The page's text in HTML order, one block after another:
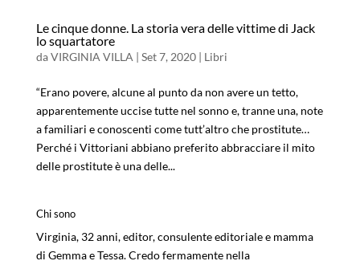
Le cinque donne. La storia vera delle vittime di Jack
lo squartatore
daVIRGINIA VILLA | Set 7, 2020| Libri
“Erano povere, alcune al punto da non avere un tetto,
apparentemente uccise tutte nel sonno e, tranne una, note
a familiari e conoscenti come tutt’altro che prostitute…
Perché i Vittoriani abbiano preferito abbracciare il mito
delle prostitute è una delle...
Chi sono
Virginia, 32 anni, editor, consulente editoriale e mamma
di Gemma e Tessa. Credo fermamente nella